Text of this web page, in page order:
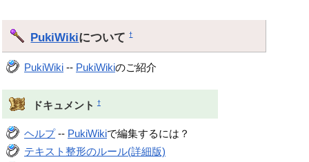
PukiWikiについて†
PukiWiki -- PukiWikiのご紹介
ドキュメント †
ヘルプ-- PukiWikiで編集するには？
テキスト整形のルール(詳細版)